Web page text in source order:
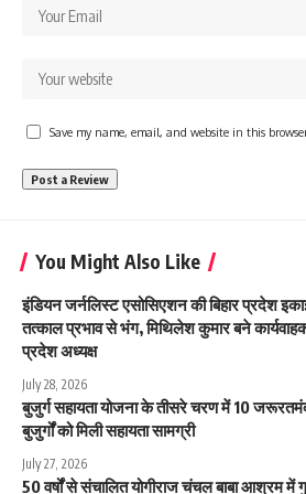
Save my name, email, and website in this
You Might Also Like
इंडियन जर्नलिस्ट एसोसिएशन की बिहार प्रदेश
तत्काल प्रभाव से भंग, मिथिलेश कुमार बने
प्रदेश अध्यक्ष
July 28, 2026
बुजुर्ग सहायता योजना के तीसरे चरण में 10
बुजुर्गों को मिली सहायता सामग्री
July 27, 2026
50 वर्षों से संचालित योगीराज चंचल बाबा आश्रम में